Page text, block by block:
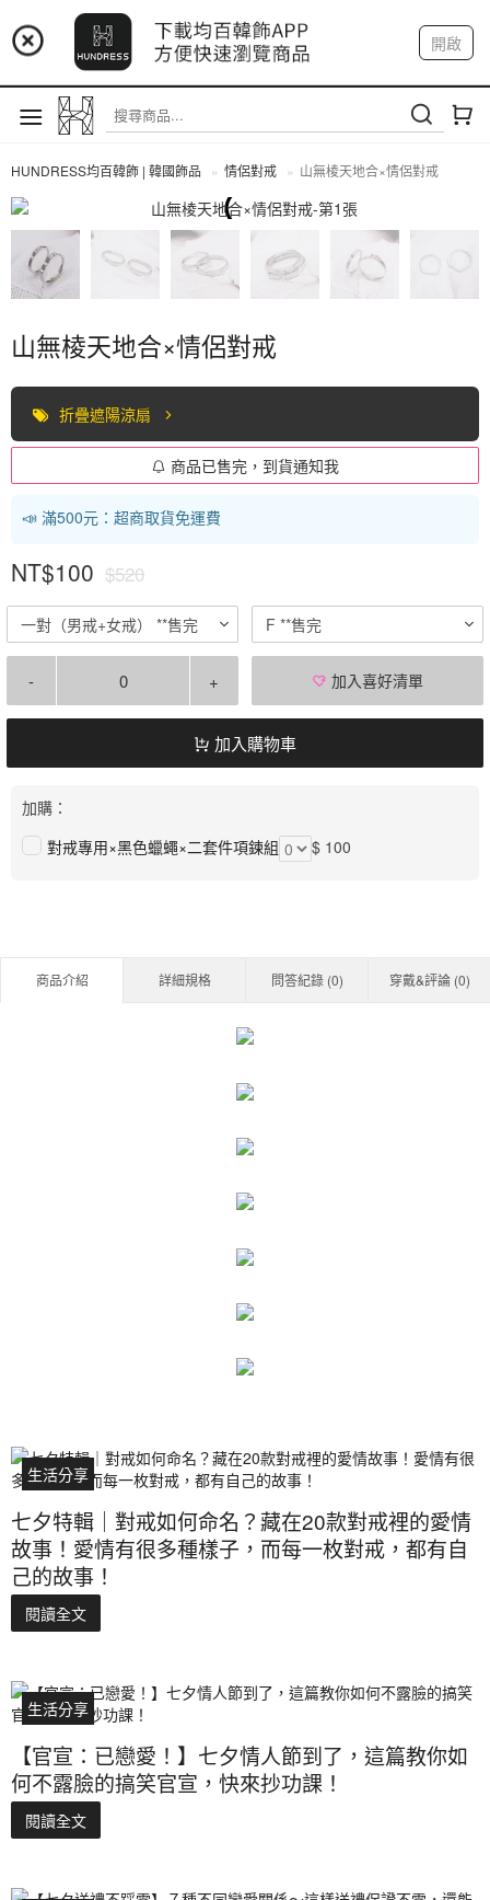
📢 市集預告：9/4-9/6 淡水捷運站
📢 市集預告：9/12-9/13 八里海巡基地
📢 市集預告：8/22-8/23 桃園青埔置地廣場
開啟
註冊 我的帳戶
HUNDRESS均百韓飾 | 韓國飾品 情侶對戒 山無棱天地合×情侶對戒
山無棱天地合×情侶對戒
折疊遮陽涼扇
商品已售完，到貨通知我
📣 滿500元：超商取貨免運費
NT$100 $520
一對（男戒+女戒） **售完 F **售完
- + 加入喜好清單
加入購物車
加購：
對戒專用×黑色蠟蠅×二套件項鍊組
$ 100
商品介紹 詳細規格 問答紀錄 (0) 穿戴&評論 (0)
生活分享
七夕特輯｜對戒如何命名？藏在20款對戒裡的愛情
故事！愛情有很多種樣子，而每一枚對戒，都有自
己的故事！
閱讀全文
生活分享
【官宣：已戀愛！】七夕情人節到了，這篇教你如
何不露臉的搞笑官宣，快來抄功課！
閱讀全文